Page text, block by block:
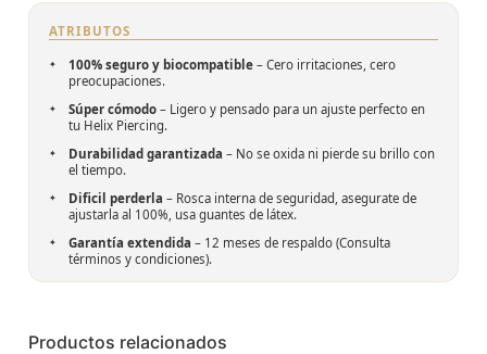
ATRIBUTOS
100% seguro y biocompatible – Cero irritaciones, cero
preocupaciones.
Súper cómodo – Ligero y pensado para un ajuste perfecto en
tu Helix Piercing.
Durabilidad garantizada – No se oxida ni pierde su brillo con
el tiempo.
Dificil perderla – Rosca interna de seguridad, asegurate de
ajustarla al 100%, usa guantes de látex.
Garantía extendida – 12 meses de respaldo (Consulta
términos y condiciones).
Productos relacionados